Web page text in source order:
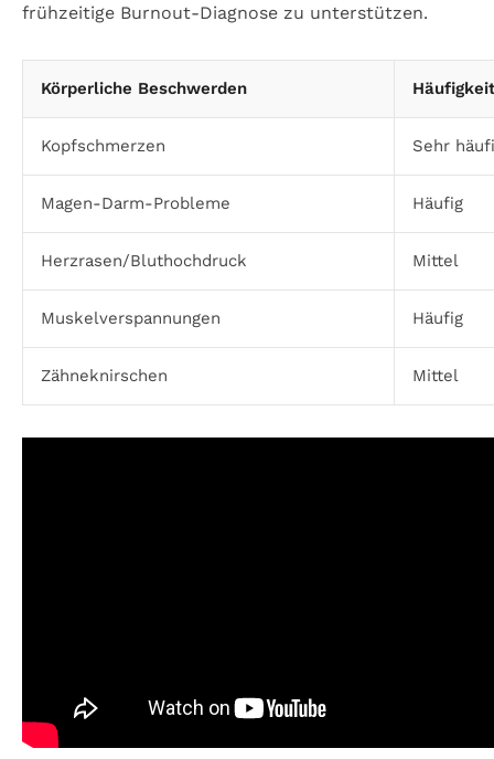
frühzeitige Burnout-Diagnose zu unterstützen.
Körperliche Beschwerden Häufigkeit
Kopfschmerzen Sehr
Magen-Darm-Probleme Häufig
Herzrasen/Bluthochdruck Mittel
Muskelverspannungen Häufig
Zähneknirschen Mittel